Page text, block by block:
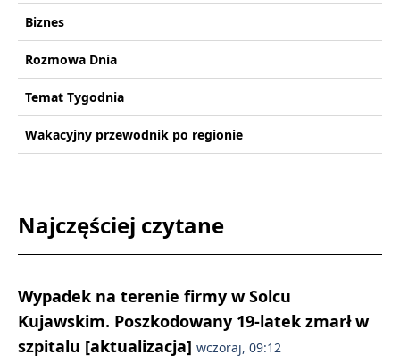
Biznes
Rozmowa Dnia
Temat Tygodnia
Wakacyjny przewodnik po regionie
Najczęściej czytane
Wypadek na terenie firmy w Solcu
Kujawskim. Poszkodowany 19-latek zmarł w
szpitalu [aktualizacja] wczoraj, 09:12